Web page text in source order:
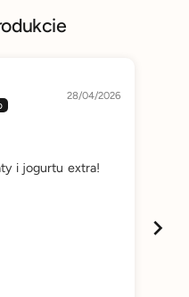
28/04/2026
i jogurtu extra!